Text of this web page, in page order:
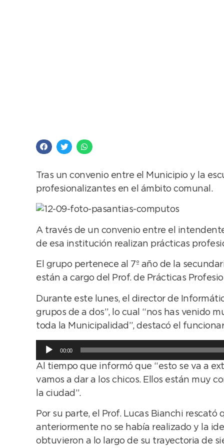
Tras un convenio entre el Municipio y la
profesionalizantes en el ámbito comunal.
A través de un convenio entre el
de esa institución realizan prácticas
El grupo pertenece al 7º año de la
están a cargo del Prof. de Prácticas
Durante este lunes, el director de
grupos de a dos”, lo cual “nos has venido
toda la Municipalidad”, destacó el
Reproductor
de
00:00
Al tiempo que informó que “esto se va a
vamos a dar a los chicos. Ellos están muy
la ciudad”.
Por su parte, el Prof. Lucas Bianchi
anteriormente no se había realizado y la
obtuvieron a lo largo de su trayectoria de